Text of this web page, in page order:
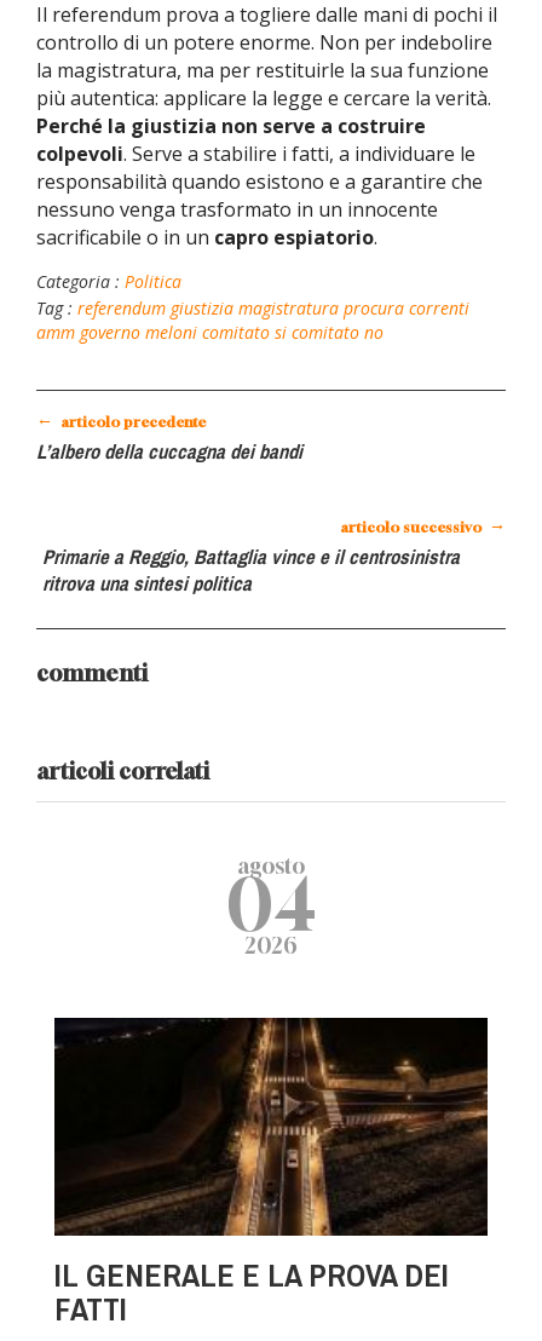
Il referendum prova a togliere dalle mani di pochi il
controllo di un potere enorme. Non per indebolire
la magistratura, ma per restituirle la sua funzione
più autentica: applicare la legge e cercare la verità.
Perché la giustizia non serve a costruire
colpevoli. Serve a stabilire i fatti, a individuare le
responsabilità quando esistono e a garantire che
nessuno venga trasformato in un innocente
sacrificabile o in un capro espiatorio.
Categoria : Politica
Tag : referendum giustizia magistratura procura correnti
amm governo meloni comitato si comitato no
← articolo precedente
L’albero della cuccagna dei bandi
articolo successivo →
Primarie a Reggio, Battaglia vince e il centrosinistra
ritrova una sintesi politica
commenti
articoli correlati
agosto
04
2026
IL GENERALE E LA PROVA DEI
FATTI